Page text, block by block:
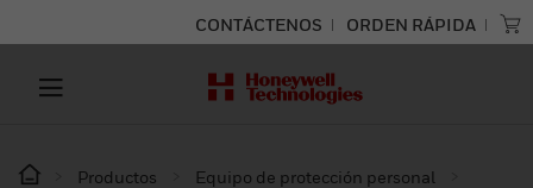
CONTÁCTENOS ORDEN RÁPIDA
Productos
Equipo de protección personal